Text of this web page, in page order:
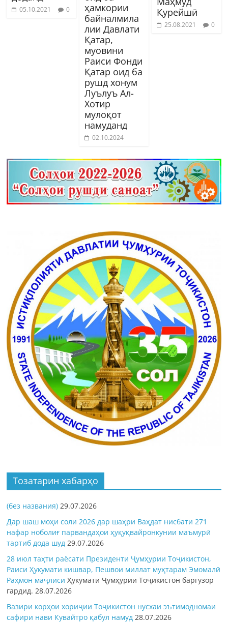
05.10.2021 0
ҳамкории
байналмила
лии Давлати
Қатар,
муовини
Раиси Фонди
Қатар оид ба
рушд хонум
Луълуъ Ал-
Хотир
мулоқот
намуданд
02.10.2024
Қурейшӣ
25.08.2021 0
Тозатарин хабарҳо
(без названия) 29.07.2026
Дар шаш моҳи соли 2026 дар шаҳри Ваҳдат нисбати 271
нафар ноболиғ парвандаҳои ҳуқуқвайронкунии маъмурӣ
тартиб дода шуд 29.07.2026
28 июл таҳти раёсати Президенти Ҷумҳурии Тоҷикистон,
Раиси Ҳукумати кишвар, Пешвои миллат муҳтарам Эмомалӣ
Раҳмон маҷлисиҲукумати Ҷумҳурии Тоҷикистон баргузор
гардид.28.07.2026
Вазири корҳои хориҷии Тоҷикистон нусхаи эътимодномаи
сафири нави Кувайтро қабул намуд 28.07.2026